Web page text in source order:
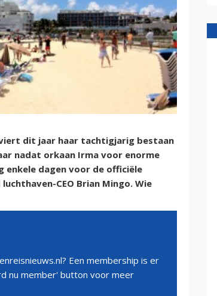
dit jaar haar tachtigjarig bestaan
nadat orkaan Irma voor enorme
enkele dagen voor de officiële
CEO Brian Mingo. Wie
Een membership is er
nu member' button voor meer